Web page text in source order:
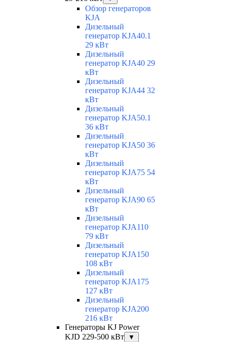
Обзор генераторов
KJA
Дизельный
генератор KJA40.1
29 кВт
Дизельный
генератор KJA40 29
кВт
Дизельный
генератор KJA44 32
кВт
Дизельный
генератор KJA50.1
36 кВт
Дизельный
генератор KJA50 36
кВт
Дизельный
генератор KJA75 54
кВт
Дизельный
генератор KJA90 65
кВт
Дизельный
генератор KJA110
79 кВт
Дизельный
генератор KJA150
108 кВт
Дизельный
генератор KJA175
127 кВт
Дизельный
генератор KJA200
216 кВт
Генераторы KJ Power
KJD 229-500 кВт
▼